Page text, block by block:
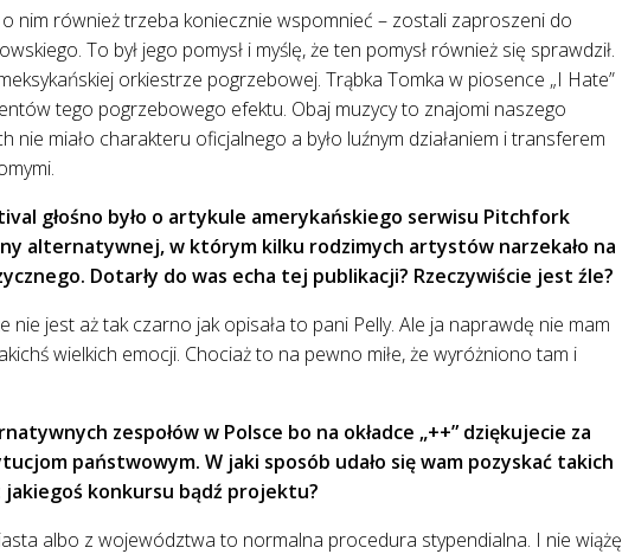
o nim również trzeba koniecznie wspomnieć – zostali zaproszeni do
To był jego pomysł i myślę, że ten pomysł również się sprawdził.
orkiestrze pogrzebowej. Trąbka Tomka w piosence „I Hate”
tego pogrzebowego efektu. Obaj muzycy to znajomi naszego
nie miało charakteru oficjalnego a było luźnym działaniem i transferem
głośno było o artykule amerykańskiego serwisu Pitchfork
alternatywnej, w którym kilku rodzimych artystów narzekało na
Dotarły do was echa tej publikacji? Rzeczywiście jest źle?
nie jest aż tak czarno jak opisała to pani Pelly. Ale ja naprawdę nie mam
wielkich emocji. Chociaż to na pewno miłe, że wyróżniono tam i
zespołów w Polsce bo na okładce „++” dziękujecie za
państwowym. W jaki sposób udało się wam pozyskać takich
konkursu bądź projektu?
albo z województwa to normalna procedura stypendialna. I nie wiążę